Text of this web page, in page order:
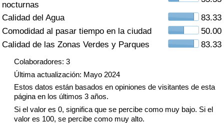
nocturnas
Calidad del Agua
83.33
Comodidad al pasar tiempo en la ciudad
50.00
Calidad de las Zonas Verdes y Parques
83.33
Colaboradores: 3
Última actualización: Mayo 2024
Estos datos están basados en opiniones de visitantes de esta
página en los últimos 3 años.
Si el valor es 0, significa que se percibe como muy bajo. Si el
valor es 100, se percibe como muy alto.
Índice de Sanidad por País
Contaminación
Índice de Contaminación (Actual)
Índice de contaminación
Índice de Contaminación por País